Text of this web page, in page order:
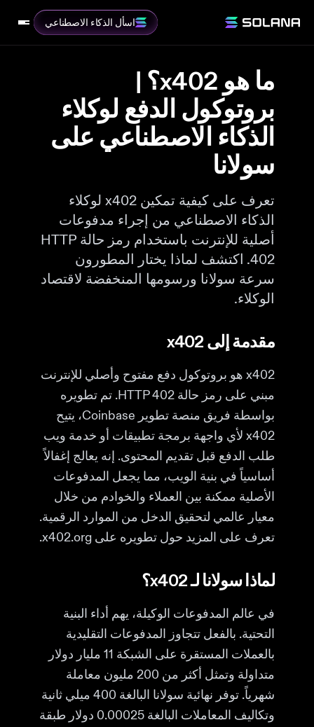
اسأل الذكاء الاصطناعي
ما هو x402؟ |
بروتوكول الدفع لوكلاء
الذكاء الاصطناعي على
سولانا
تعرف على كيفية تمكين x402 لوكلاء
الذكاء الاصطناعي من إجراء مدفوعات
أصلية للإنترنت باستخدام رمز حالة HTTP
402. اكتشف لماذا يختار المطورون
سرعة سولانا ورسومها المنخفضة لاقتصاد
الوكلاء.
مقدمة إلى x402
x402 هو بروتوكول دفع مفتوح وأصلي للإنترنت
مبني على رمز حالة HTTP 402. تم تطويره
بواسطة فريق منصة تطوير Coinbase، يتيح
x402 لأي واجهة برمجة تطبيقات أو خدمة ويب
طلب الدفع قبل تقديم المحتوى. إنه يعالج إغفالاً
أساسياً في بنية الويب، مما يجعل المدفوعات
الأصلية ممكنة بين العملاء والخوادم من خلال
معيار عالمي لتحقيق الدخل من الموارد الرقمية.
تعرف على المزيد حول تطويره على x402.org.
لماذا سولانا لـ x402؟
في عالم المدفوعات الوكيلة، يهم أداء البنية
التحتية. بالفعل تتجاوز المدفوعات التقليدية
بالعملات المستقرة على الشبكة 11 مليار دولار
متداولة وتمثل أكثر من 200 مليون معاملة
شهرياً. توفر نهائية سولانا البالغة 400 ميلي ثانية
وتكاليف المعاملات البالغة 0.00025 دولار طبقة